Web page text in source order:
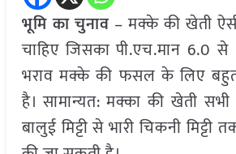
भूमि का चुनाव – मक्के की खेती
चाहिए जिसका पी.एच.मान 6.0
भराव मक्के की फसल के लिए बहुत
है। सामान्यत: मक्का की खेती
बालुई मिट्टी से भारी चिकनी